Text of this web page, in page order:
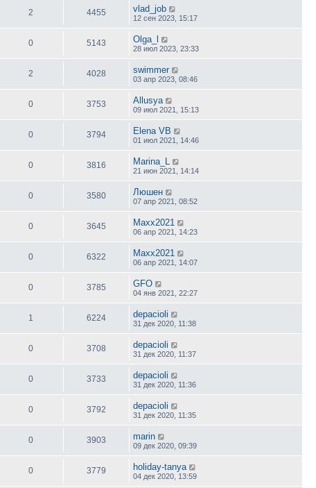
2 4455 vlad_job
12 сен 2023, 15:17
0 5143 Olga_l
28 июл 2023, 23:33
2 4028 swimmer
03 апр 2023, 08:46
0 3753 Allusya
09 июл 2021, 15:13
0 3794 Elena VB
01 июл 2021, 14:46
0 3816 Marina_L
21 июн 2021, 14:14
0 3580 Люшен
07 апр 2021, 08:52
0 3645 Maxx2021
06 апр 2021, 14:23
0 6322 Maxx2021
06 апр 2021, 14:07
0 3785 GFO
04 янв 2021, 22:27
1 6224 depacioli
31 дек 2020, 11:38
0 3708 depacioli
31 дек 2020, 11:37
0 3733 depacioli
31 дек 2020, 11:36
0 3792 depacioli
31 дек 2020, 11:35
0 3903 marin
09 дек 2020, 09:39
0 3779 holiday-tanya
04 дек 2020, 13:59